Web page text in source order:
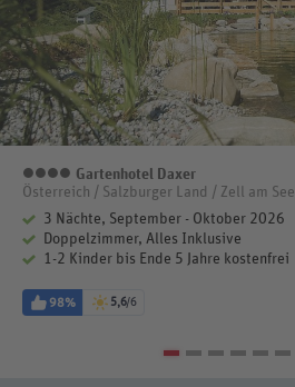
4 Sterne
Gartenhotel Daxer
Österreich / Salzburger Land / Zell am See
3 Nächte, September - Oktober 2026
Doppelzimmer, Alles Inklusive
1-2 Kinder bis Ende 5 Jahre kostenfrei
98% 5,6/6